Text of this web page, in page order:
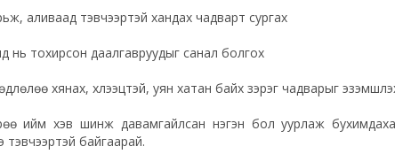
аливаад тэвчээртэй хандах чадварт сургах
тохирсон даалгавруудыг санал болгох
хянах, хүлээцтэй, уян хатан байх зэрэг чадварыг
ийм хэв шинж давамгайлсан нэгэн бол уурлаж бухимдахаа
тэвчээртэй байгаарай.